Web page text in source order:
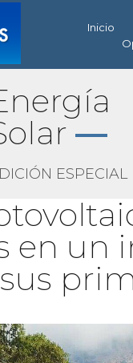
Inicio
—
ESPECIAL
en un